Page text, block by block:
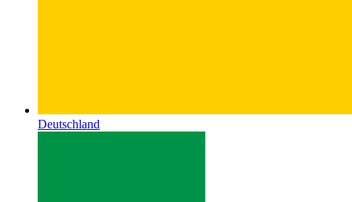
Deutschland